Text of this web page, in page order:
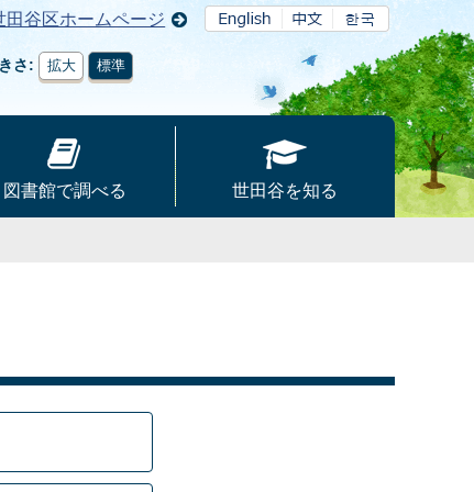
田谷区ホームページ
さ 拡大 標準
図書館で調べる 世田谷を知る